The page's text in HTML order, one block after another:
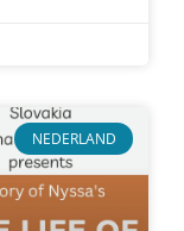
NEDERLAND